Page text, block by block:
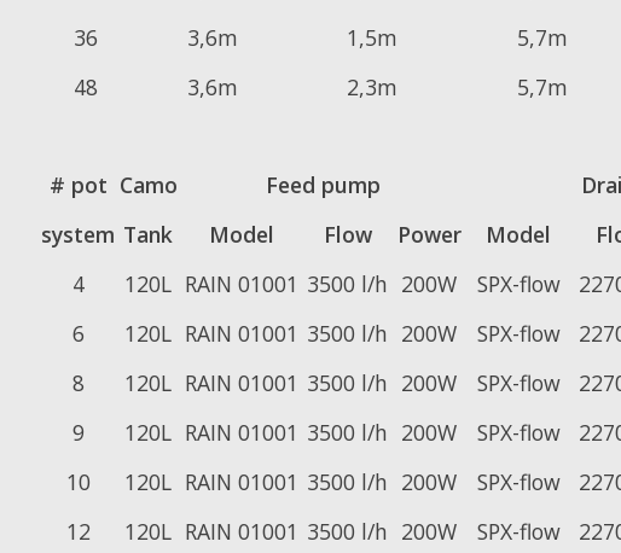
36
3,6m 1,5m 5,7m
48
3,6m 2,3m 5,7m
# pot
system
Camo
Tank
Feed pump
Model
Flow Power Model
4
120L RAIN 01001 3500 l/h 200W SPX-flow
6
120L RAIN 01001 3500 l/h 200W SPX-flow
8
120L RAIN 01001 3500 l/h 200W SPX-flow
9
120L RAIN 01001 3500 l/h 200W SPX-flow
10
120L RAIN 01001 3500 l/h 200W SPX-flow
12
120L RAIN 01001 3500 l/h 200W SPX-flow